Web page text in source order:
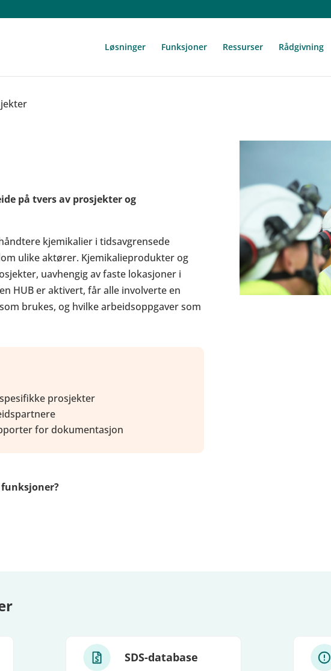
Løsninger Funksjoner Ressurser Rådgivning
på tvers av prosjekter og
kjemikalier i tidsavgrensede
ulike aktører. Kjemikalieprodukter og
uavhengig av faste lokasjoner i
HUB er aktivert, får alle involverte en
brukes, og hvilke arbeidsoppgaver som
prosjekter
for dokumentasjon
SDS-database